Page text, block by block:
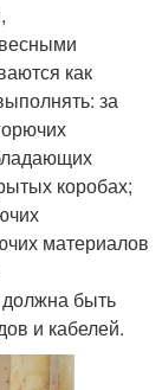
как
за
коробах;
материалов
быть
и кабелей.